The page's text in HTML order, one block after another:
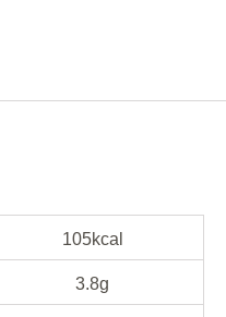
105kcal
3.8g